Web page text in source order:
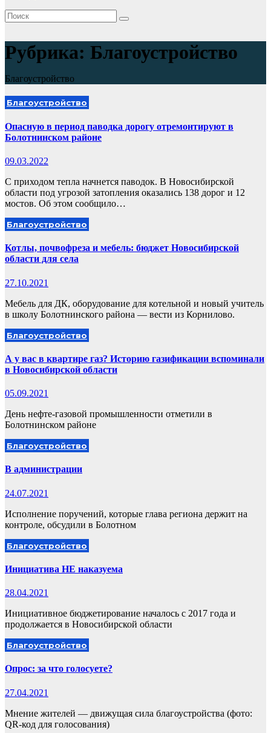
Рубрика: Благоустройство
Благоустройство
Благоустройство
Опасную в период паводка дорогу отремонтируют в
Болотнинском районе
09.03.2022
С приходом тепла начнется паводок. В Новосибирской
области под угрозой затопления оказались 138 дорог и 12
мостов. Об этом сообщило…
Благоустройство
Котлы, почвофреза и мебель: бюджет Новосибирской
области для села
27.10.2021
Мебель для ДК, оборудование для котельной и новый учитель
в школу Болотнинского района — вести из Корнилово.
Благоустройство
А у вас в квартире газ? Историю газификации вспоминали
в Новосибирской области
05.09.2021
День нефте-газовой промышленности отметили в
Болотнинском районе
Благоустройство
В администрации
24.07.2021
Исполнение поручений, которые глава региона держит на
контроле, обсудили в Болотном
Благоустройство
Инициатива НЕ наказуема
28.04.2021
Инициативное бюджетирование началось с 2017 года и
продолжается в Новосибирской области
Благоустройство
Опрос: за что голосуете?
27.04.2021
Мнение жителей — движущая сила благоустройства (фото:
QR-код для голосования)